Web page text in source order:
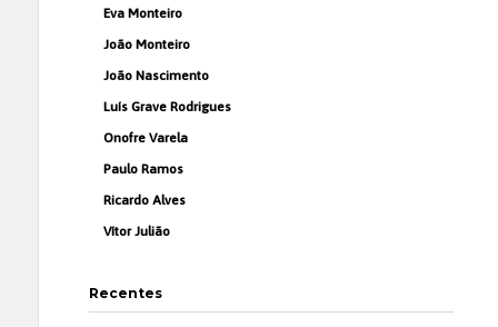
Eva Monteiro
João Monteiro
João Nascimento
Luís Grave Rodrigues
Onofre Varela
Paulo Ramos
Ricardo Alves
Vítor Julião
Recentes